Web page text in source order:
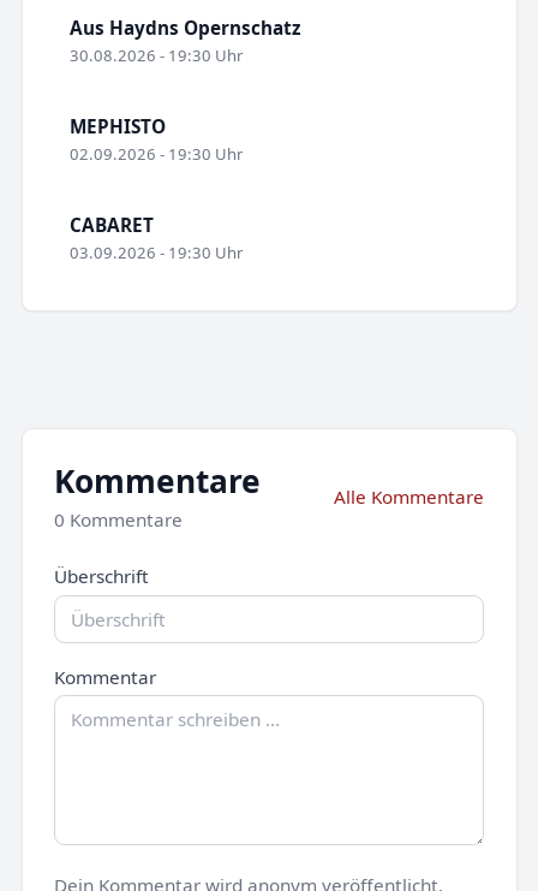
Aus Haydns Opernschatz
30.08.2026 - 19:30 Uhr
MEPHISTO
02.09.2026 - 19:30 Uhr
CABARET
03.09.2026 - 19:30 Uhr
Kommentare
0 Kommentare
Alle Kommentare
Überschrift
Kommentar
Dein Kommentar wird anonym veröffentlicht.